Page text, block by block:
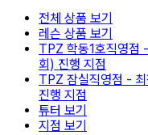
전체 상품 보기
레슨 상품 보기
TPZ 학동1호직영점 -
회) 진행 지점
TPZ 잠실직영점 -
진행 지점
튜터 보기
지점 보기